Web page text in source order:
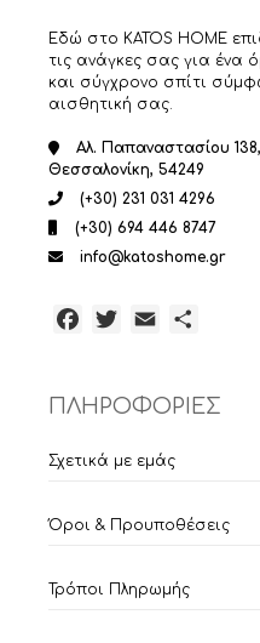
Εδώ στο KATOS HOME
τις ανάγκες σας για ένα
και σύγχρονο σπίτι
αισθητική σας.
Αλ. Παπαναστασίου 138,
Θεσσαλονίκη, 54249
(+30) 231 031 4296
(+30) 694 446 8747
info@katoshome.gr
Facebook
TwitterEmail
ΠΛΗΡΟΦΟΡΙΕΣ
Σχετικά με εμάς
Όροι & Προυποθέσεις
Τρόποι Πληρωμής